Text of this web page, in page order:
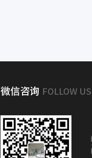
微信咨询 FOLLOW US